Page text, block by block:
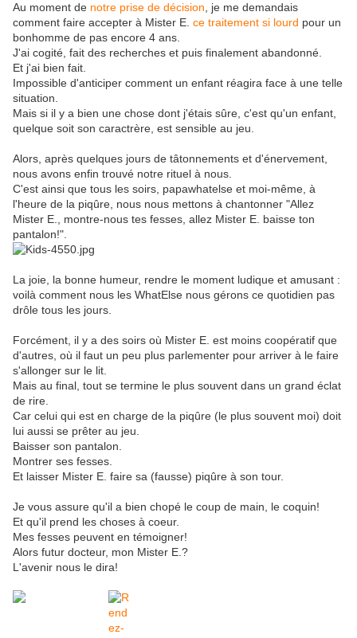
Au moment de notre prise de décision , je me demandais
comment faire accepter à Mister E. ce traitement si lourd pour un
bonhomme de pas encore 4 ans.
J'ai cogité, fait des recherches et puis finalement abandonné.
Et j'ai bien fait.
Impossible d'anticiper comment un enfant réagira face à une telle
situation.
Mais si il y a bien une chose dont j'étais sûre, c'est qu'un enfant,
quelque soit son caractrère, est sensible au jeu.
Alors, après quelques jours de tâtonnements et d'énervement,
nous avons enfin trouvé notre rituel à nous.
C'est ainsi que tous les soirs, papawhatelse et moi-même, à
l'heure de la piqûre, nous nous mettons à chantonner "Allez
Mister E., montre-nous tes fesses, allez Mister E. baisse ton
pantalon!".
La joie, la bonne humeur, rendre le moment ludique et amusant :
voilà comment nous les WhatElse nous gérons ce quotidien pas
drôle tous les jours.
Forcément, il y a des soirs où Mister E. est moins coopératif que
d'autres, où il faut un peu plus parlementer pour arriver à le faire
s'allonger sur le lit.
Mais au final, tout se termine le plus souvent dans un grand éclat
de rire.
Car celui qui est en charge de la piqûre (le plus souvent moi) doit
lui aussi se prêter au jeu.
Baisser son pantalon.
Montrer ses fesses.
Et laisser Mister E. faire sa (fausse) piqûre à son tour.
Je vous assure qu'il a bien chopé le coup de main, le coquin!
Et qu'il prend les choses à coeur.
Mes fesses peuvent en témoigner!
Alors futur docteur, mon Mister E.?
L'avenir nous le dira!